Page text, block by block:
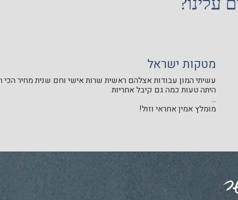
מטקות ישראל
עשיתי המון עבודות אצלהם ראשית שרות אישי וחם שנית מחיר הכי
היתה טעות כמה גם קיבל אחריות
...
מומלץ אמין אחראי וזול!